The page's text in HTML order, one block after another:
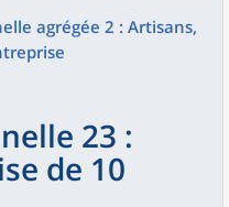
agrégée 2 : Artisans,
23 :
de 10